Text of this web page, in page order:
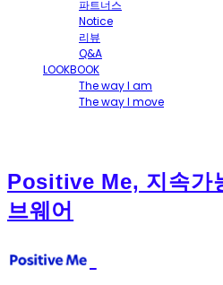
파트너스
Notice
리뷰
Q&A
LOOKBOOK
The way I am
The way I move
Positive Me, 지속가
브웨어